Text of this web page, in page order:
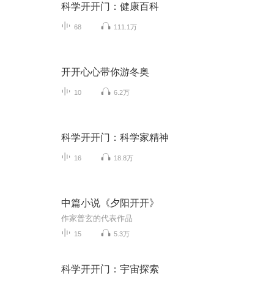
科学开开门：健康百科
68 111.1万
开开心心带你游冬奥
10 6.2万
科学开开门：科学家精神
16 18.8万
中篇小说《夕阳开开》
作家普玄的代表作品
15 5.3万
科学开开门：宇宙探索